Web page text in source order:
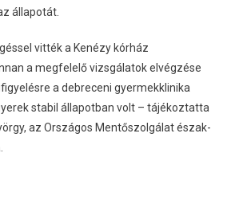
állapotát.
vitték a Kenézy kórház
a megfelelő vizsgálatok elvégzése
a debreceni gyermekklinika
stabil állapotban volt – tájékoztatta
az Országos Mentőszolgálat észak-